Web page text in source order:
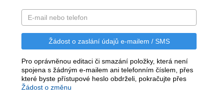
Pro oprávněnou editaci či smazání položky, která není
spojena s žádným e-mailem ani telefonním číslem, přes
které byste přístupové heslo obdrželi, pokračujte přes
Žádost o změnu